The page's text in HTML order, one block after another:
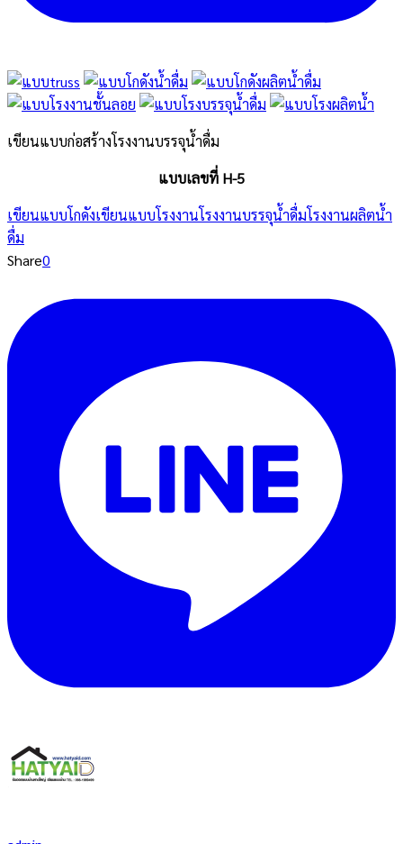
เขียนแบบก่อสร้างโรงงานบรรจุน้ำดื่ม
แบบเลขที่ H-5
เขียนแบบโกดังเขียนแบบโรงงานโรงงานบรรจุนํ้าดื่มโรงงานผลิตนํ้า
ดื่ม
Share0